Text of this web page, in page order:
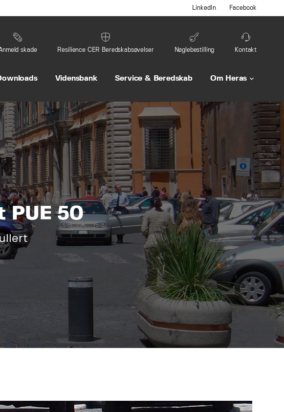
Vidensbank Service & Beredskab Om Heras keyboard_arrow_down
skade Resilience CER Beredskabsøvelser Nøglebestilling Kontakt
LinkedIn Facebook
PUE 50